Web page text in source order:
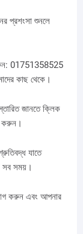
প্রশংসা শুনলে
করুন: 01751358525
কাছ থেকে।
জানতে ক্লিক
যাতে
সব সময়।
করুন এবং আপনার